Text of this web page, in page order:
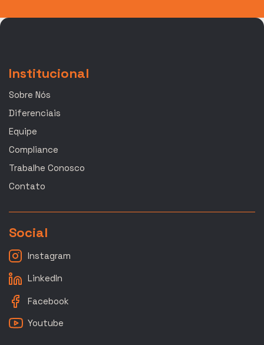
Institucional
Sobre Nós
Diferenciais
Equipe
Compliance
Trabalhe Conosco
Contato
Social
Instagram
LinkedIn
Facebook
Youtube